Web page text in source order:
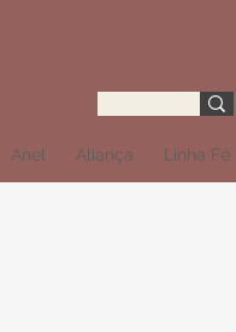
Anel Aliança Linha Fé